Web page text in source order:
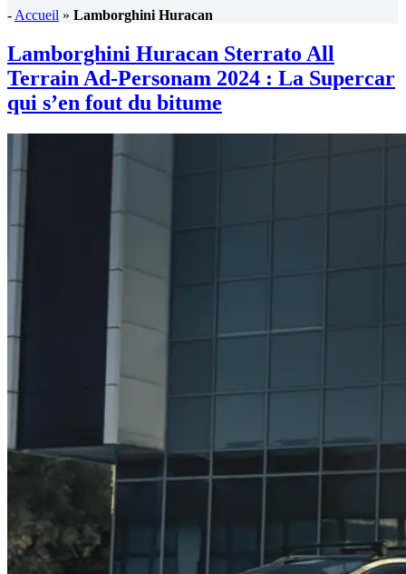
- Accueil » Lamborghini Huracan
Lamborghini Huracan Sterrato All
Terrain Ad-Personam 2024 : La Supercar
qui s’en fout du bitume